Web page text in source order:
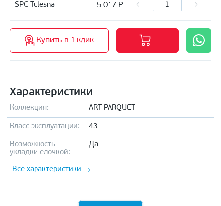
SPC Tulesna 5 017 Р
Купить в 1 клик
Характеристики
Коллекция: ART PARQUET
Класс эксплуатации: 43
Возможность
укладки елочкой:
Да
Все характеристики